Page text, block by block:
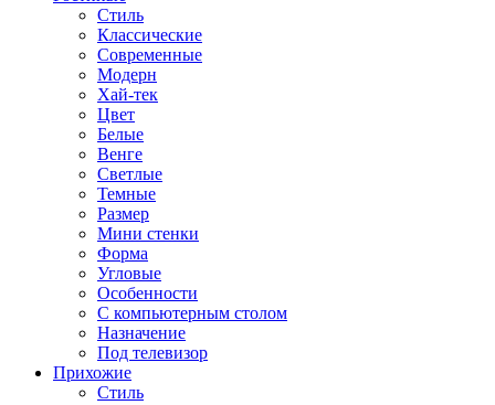
Стиль
Классические
Современные
Модерн
Хай-тек
Цвет
Белые
Венге
Светлые
Темные
Размер
Мини стенки
Форма
Угловые
Особенности
С компьютерным столом
Назначение
Под телевизор
Прихожие
Стиль